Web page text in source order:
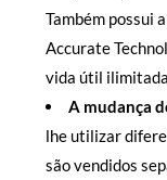
Também possui
Accurate
vida útil
A mudança
lhe utilizar
são vendidos